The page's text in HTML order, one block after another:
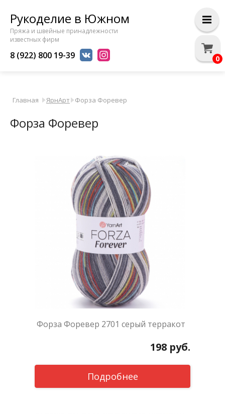
Рукоделие в Южном
Пряжа и швейные принадлежности
известных фирм
8 (922) 800 19-39
Главная ЯрнАрт Форза Форевер
Форза Форевер
Форза Форевер 2701 серый терракот
198 руб.
Подробнее
0